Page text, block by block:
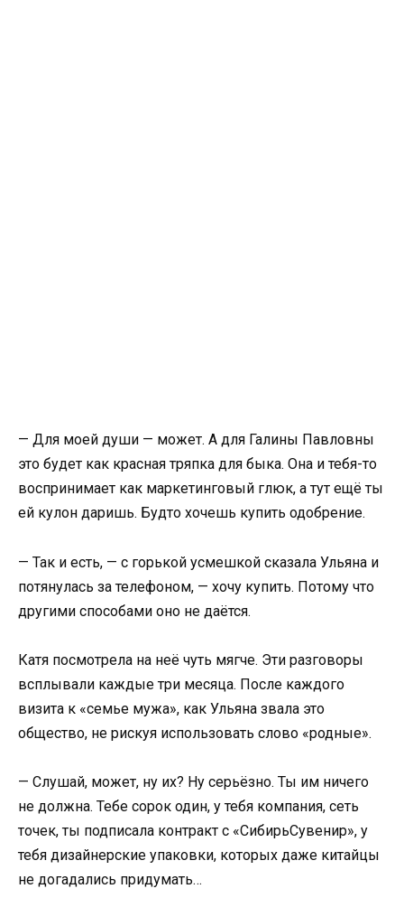
— Для моей души — может. А для Галины Павловны
это будет как красная тряпка для быка. Она и тебя-то
воспринимает как маркетинговый глюк, а тут ещё ты
ей кулон даришь. Будто хочешь купить одобрение.
— Так и есть, — с горькой усмешкой сказала Ульяна и
потянулась за телефоном, — хочу купить. Потому что
другими способами оно не даётся.
Катя посмотрела на неё чуть мягче. Эти разговоры
всплывали каждые три месяца. После каждого
визита к «семье мужа», как Ульяна звала это
общество, не рискуя использовать слово «родные».
— Слушай, может, ну их? Ну серьёзно. Ты им ничего
не должна. Тебе сорок один, у тебя компания, сеть
точек, ты подписала контракт с «СибирьСувенир», у
тебя дизайнерские упаковки, которых даже китайцы
не догадались придумать…